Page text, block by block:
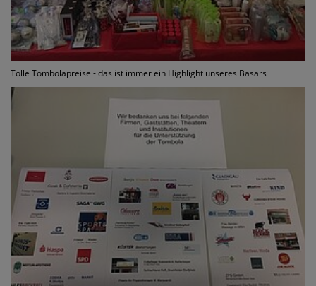
Tolle Tombolapreise - das ist immer ein Highlight unseres Basars